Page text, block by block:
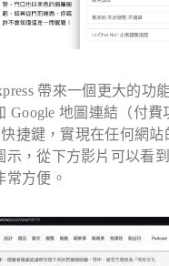
帶來一個更大的功
Google 地圖連結（付費
捷鍵，實現在任何網站
示，從下方影片可以看
常方便。